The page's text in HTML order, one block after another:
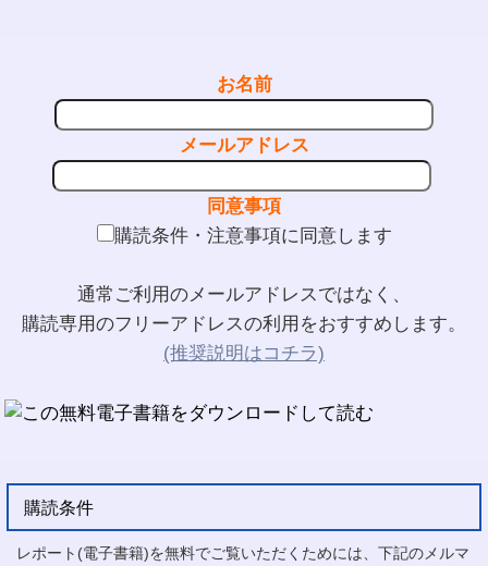
お名前
メールアドレス
同意事項
購読条件・注意事項に同意します
通常ご利用のメールアドレスではなく、
購読専用のフリーアドレスの利用をおすすめします。
(推奨説明はコチラ)
購読条件
レポート(電子書籍)を無料でご覧いただくためには、下記のメルマ